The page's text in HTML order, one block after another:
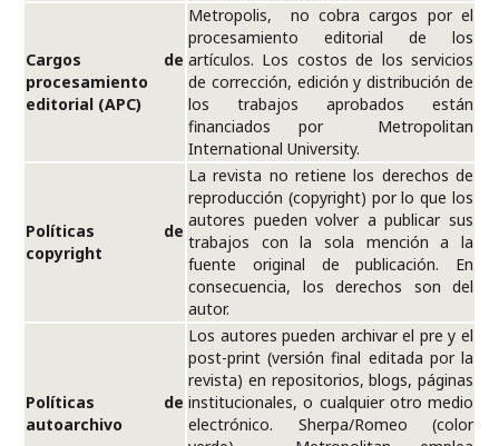
Cargos de
procesamiento
editorial (APC)
Metropolis, no cobra cargos por el
procesamiento editorial de los
artículos. Los costos de los servicios
de corrección, edición y distribución de
los trabajos aprobados están
financiados por Metropolitan
International University.
Políticas de
copyright
La revista no retiene los derechos de
reproducción (copyright) por lo que los
autores pueden volver a publicar sus
trabajos con la sola mención a la
fuente original de publicación. En
consecuencia, los derechos son del
autor.
Políticas de
autoarchivo
Los autores pueden archivar el pre y el
post-print (versión final editada por la
revista) en repositorios, blogs, páginas
institucionales, o cualquier otro medio
electrónico. Sherpa/Romeo (color